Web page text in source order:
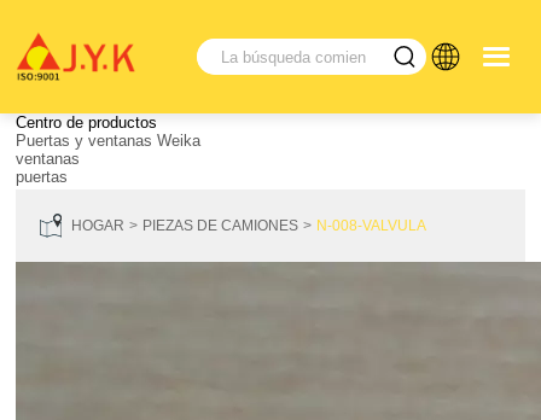
Centro de productos
Puertas y ventanas Weika
ventanas
puertas
HOGAR PIEZAS DE CAMIONES N-008-VALVULA